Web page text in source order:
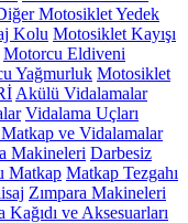
Motosiklet Yedek
Kolu Motosiklet Kayışı
Motorcu Eldiveni
Yağmurluk Motosiklet
Akülü Vidalamalar
Vidalama Uçları
ve Vidalamalar
Makineleri Darbesiz
Matkap Matkap Tezgahı
Zımpara Makineleri
Kağıdı ve Aksesuarları